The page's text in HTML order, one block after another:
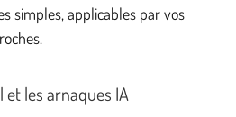
simples, applicables par vos
et les arnaques IA